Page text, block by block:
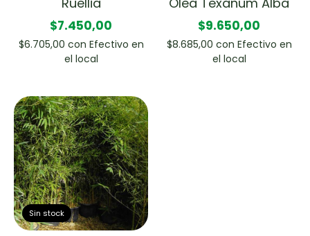
$7.450,00
$6.705,00 con Efectivo en
el local
$9.650,00
$8.685,00 con Efectivo en
el local
Sin stock